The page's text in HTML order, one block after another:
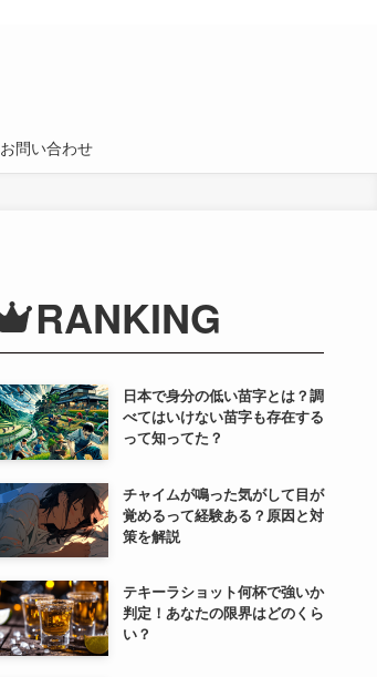
お問い合わせ
RANKING
日本で身分の低い苗字とは？調
べてはいけない苗字も存在する
って知ってた？
チャイムが鳴った気がして目が
覚めるって経験ある？原因と対
策を解説
テキーラショット何杯で強いか
判定！あなたの限界はどのくら
い？